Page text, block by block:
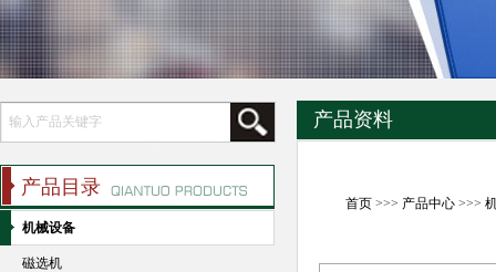
产品资料
首页>>> 产品中心>>>
产品目录
机械设备
磁选机